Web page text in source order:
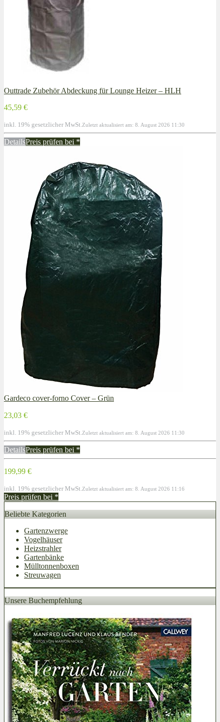
Outtrade Zubehör Abdeckung für Lounge Heizer – HLH
45,59 €
inkl. 19% gesetzlicher MwSt. Zuletzt aktualisiert am: 8. August 2026 11:30
DetailsPreis prüfen bei *
Gardeco cover-forno Cover – Grün
23,03 €
inkl. 19% gesetzlicher MwSt. Zuletzt aktualisiert am: 8. August 2026 11:30
DetailsPreis prüfen bei *
199,99 €
inkl. 19% gesetzlicher MwSt. Zuletzt aktualisiert am: 8. August 2026 11:16
Preis prüfen bei *
Beliebte Kategorien
Gartenzwerge
Vogelhäuser
Heizstrahler
Gartenbänke
Mülltonnenboxen
Streuwagen
Unsere Buchempfehlung